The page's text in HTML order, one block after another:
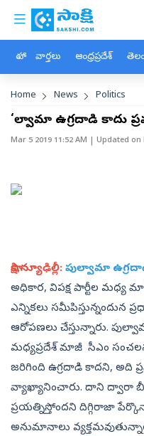
Skip to main content
custom menu
హోం వార్తలు ఆంధ్రప్రదేశ్
Breadcrumb
Home News Politics
‘పుల్వామా ఉగ్రదాడి కాదు
Mar 5 2019 11:52 AM | Updated on
సాక్షి,న్యూఢిల్లీ: పుల్వామా
అధికార, విపక్ష పార్టీల మధ్య
ఎన్నికలు సమీపిస్తున్నందున
ఆరోపణలు చేస్తున్నారు.
మధ్యప్రదేశ్‌ మాజీ సీఎం
జరిగింది ఉగ్రదాడి కాదని, అది
వ్యాఖ్యానించారు. దాని ద్వారా
ప్రయత్నిస్తోందని దిగ్గిరాజా
అనుమానాలు